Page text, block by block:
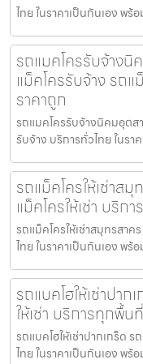
ไทย ในราคาเป็นกันเอง พ
รถแมคโครรับจ้างนิ
แม็คโครรับจ้าง รถ
ราคาถูก
รถแมคโครรับจ้างนิคมอุตส
รับจ้าง บริการทั่วไทย ในร
รถแม็คโครให้เช่าส
แม็คโครให้เช่า บริ
รถแม็คโครให้เช่าสมุทรสาค
ไทย ในราคาเป็นกันเอง พ
รถแบคโฮให้เช่าปา
ให้เช่า บริการทุกพื้น
รถแบคโฮให้เช่าปากเกร็ด
ไทย ในราคาเป็นกันเอง พ